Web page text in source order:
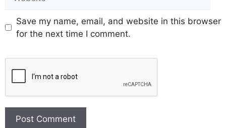
Save my name, email, and website in this browser
for the next time I comment.